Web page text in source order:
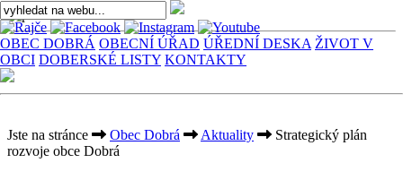
OBEC DOBRÁ OBECNÍ ÚŘAD ÚŘEDNÍ DESKA ŽIVOT V
OBCI DOBERSKÉ LISTY KONTAKTY
Jste na stránce Obec Dobrá Aktuality
Strategický plán
rozvoje obce Dobrá